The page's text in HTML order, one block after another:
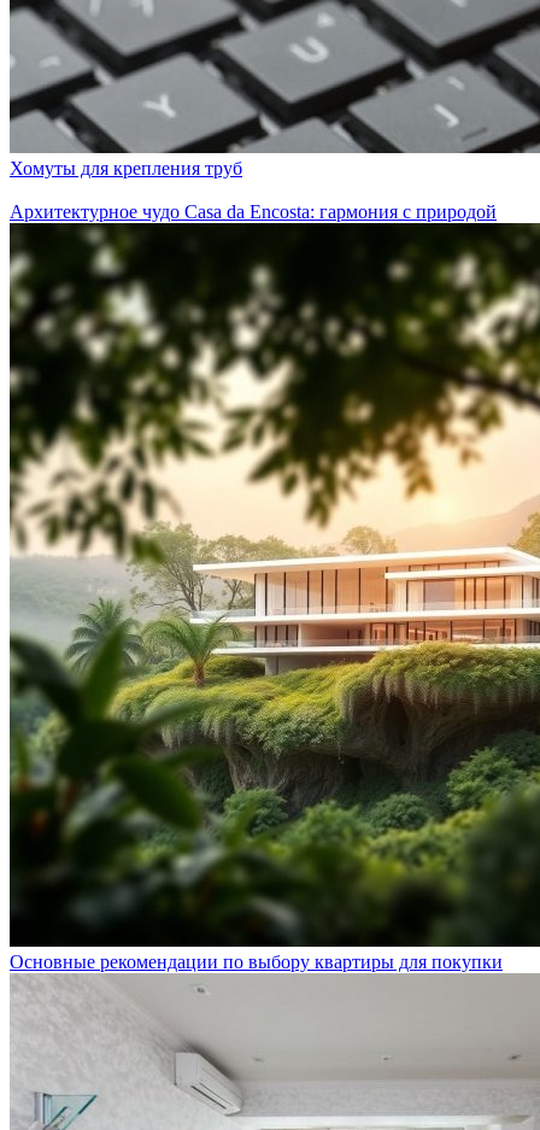
Хомуты для крепления труб
Архитектурное чудо Casa da Encosta: гармония с природой
Основные рекомендации по выбору квартиры для покупки